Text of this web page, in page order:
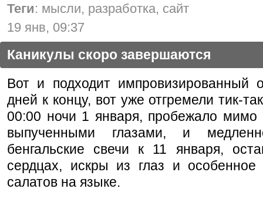
Теги: мысли, разработка, сайт
19 янв, 09:37
Каникулы скоро завершаются
Вот и подходит импровизированный
дней к концу, вот уже отгремели тик-
00:00 ночи 1 января, пробежало мимо
выпученными глазами, и
бенгальские свечи к 11 января,
сердцах, искры из глаз и особенное
салатов на языке.